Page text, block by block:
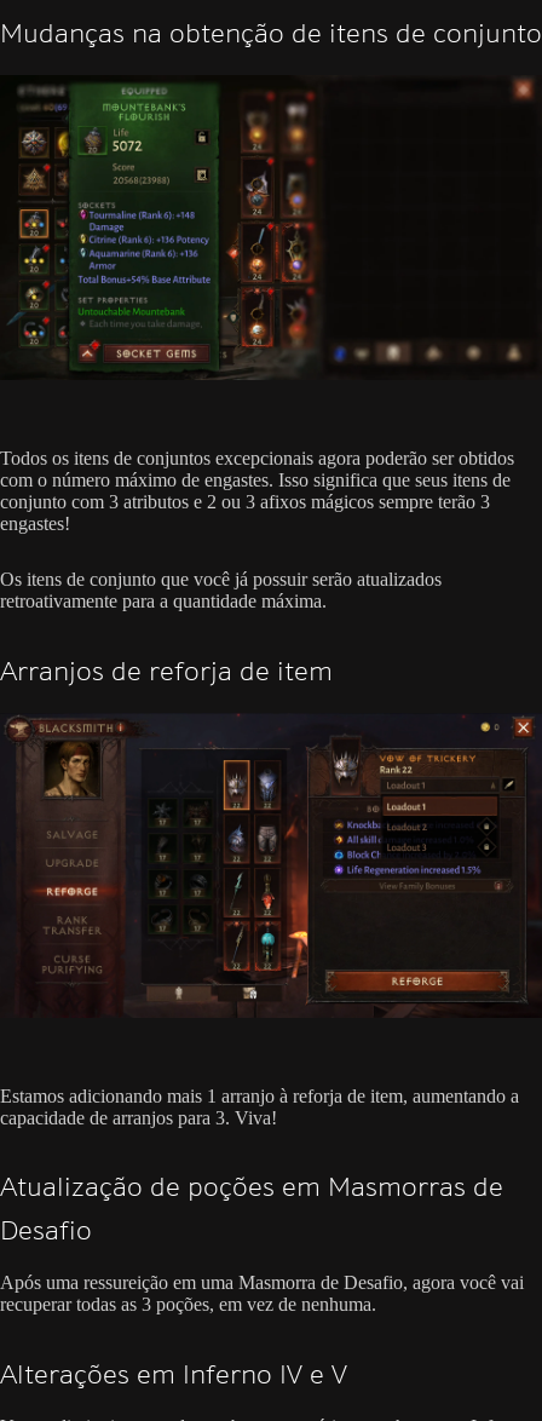
Mudanças na obtenção de itens de conjunto
Todos os itens de conjuntos excepcionais agora poderão ser obtidos
com o número máximo de engastes. Isso significa que seus itens de
conjunto com 3 atributos e 2 ou 3 afixos mágicos sempre terão 3
engastes!
Os itens de conjunto que você já possuir serão atualizados
retroativamente para a quantidade máxima.
Arranjos de reforja de item
Estamos adicionando mais 1 arranjo à reforja de item, aumentando a
capacidade de arranjos para 3. Viva!
Atualização de poções em Masmorras de
Desafio
Após uma ressureição em uma Masmorra de Desafio, agora você vai
recuperar todas as 3 poções, em vez de nenhuma.
Alterações em Inferno IV e V